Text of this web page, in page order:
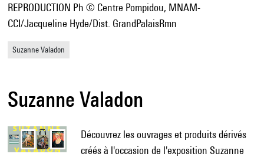
REPRODUCTION Ph © Centre Pompidou, MNAM-
CCI/Jacqueline Hyde/Dist. GrandPalaisRmn
Suzanne Valadon
Suzanne Valadon
Découvrez les ouvrages et produits dérivés
créés à l'occasion de l'exposition Suzanne